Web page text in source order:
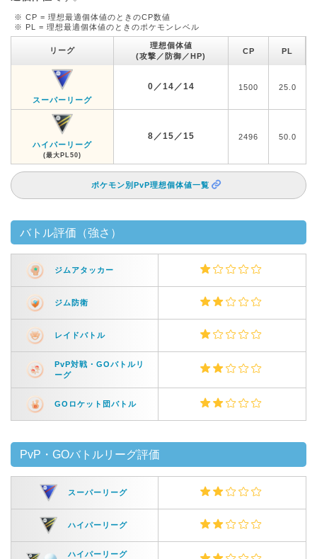
※ CP = 理想最適個体値のときのCP数値
※ PL = 理想最適個体値のときのポケモンレベル
リーグ
理想個体値
(攻撃／防御／HP)
CP PL
スーパーリーグ
0／14／14 1500 25.0
ハイパーリーグ
(最大PL50)
8／15／15 2496 50.0
ポケモン別PvP理想個体値一覧
バトル評価（強さ）
ジムアタッカー
ジム防衛
レイドバトル
PvP対戦・GOバトルリ
ーグ
GOロケット団バトル
PvP・GOバトルリーグ評価
スーパーリーグ
ハイパーリーグ
ハイパーリーグ